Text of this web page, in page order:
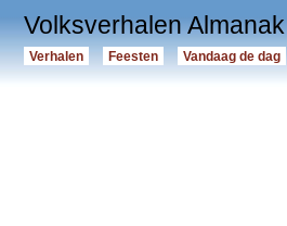
Volksverhalen Almanak
Verhalen Feesten Vandaag de dag